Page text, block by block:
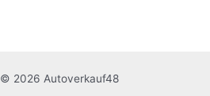
2026 Autoverkauf48